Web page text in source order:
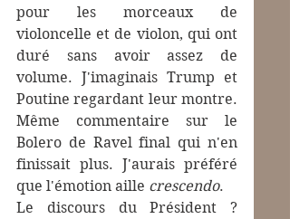
pour les morceaux de
violoncelle et de violon, qui ont
duré sans avoir assez de
volume. J'imaginais Trump et
Poutine regardant leur montre.
Même commentaire sur le
Bolero de Ravel final qui n'en
finissait plus. J'aurais préféré
que l'émotion aille crescendo.
Le discours du Président ?